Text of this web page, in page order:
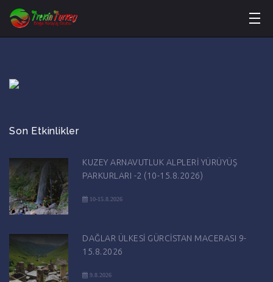
Son Etkinlikler
KUZEY ARNAVUTLUK ALPLERİ YÜRÜYÜŞ
PARKURLARI -2 (10-15.8.2026)
10-15.8.2026
DAĞLAR ÜLKESİ GÜRCİSTAN MACERASI 9-
15.8.2026
9.8.2026